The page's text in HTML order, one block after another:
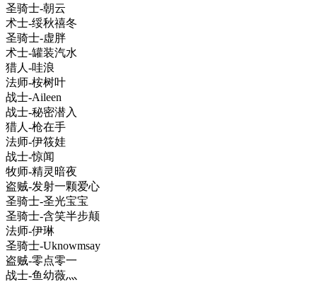
圣骑士-朝云
术士-绥秋禧冬
圣骑士-虚胖
术士-罐装汽水
猎人-哇浪
法师-桉树叶
战士-Aileen
战士-秘密潜入
猎人-枪在手
法师-伊筱娃
战士-惊闻
牧师-精灵暗夜
盗贼-发射一颗爱心
圣骑士-圣光宝宝
圣骑士-含笑半步颠
法师-伊琳
圣骑士-Uknowmsay
盗贼-零点零一
战士-鱼幼薇灬